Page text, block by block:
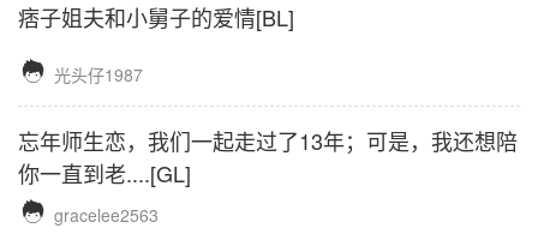
痞子姐夫和小舅子的爱情[BL]
 光头仔1987
忘年师生恋，我们一起走过了13年；可是，我还想陪
你一直到老....[GL]
 gracelee2563